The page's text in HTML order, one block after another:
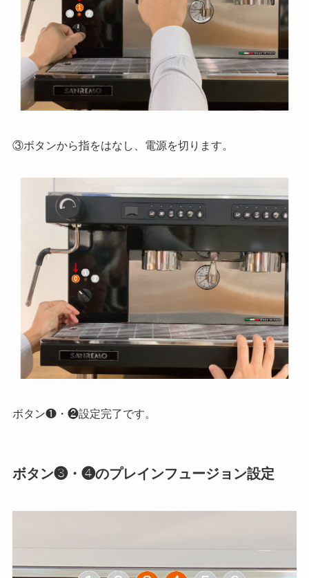
③ボタンから指をはなし、電源を切ります。
ボタン❶・❷設定完了です。
ボタン❸・❹のプレインフュージョン設定